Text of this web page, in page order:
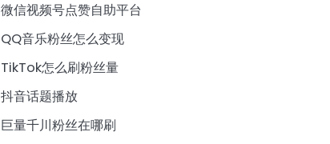
微信视频号点赞自助平台
QQ音乐粉丝怎么变现
TikTok怎么刷粉丝量
抖音话题播放
巨量千川粉丝在哪刷